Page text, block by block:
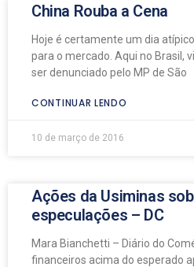
China Rouba a Cena
Hoje é certamente um dia
para o mercado. Aqui no Brasil,
ser denunciado pelo MP de São
CONTINUAR LENDO
10 de março de 2016
Ações da Usiminas
especulações – DC
Mara Bianchetti – Diário do
financeiros acima do esperado